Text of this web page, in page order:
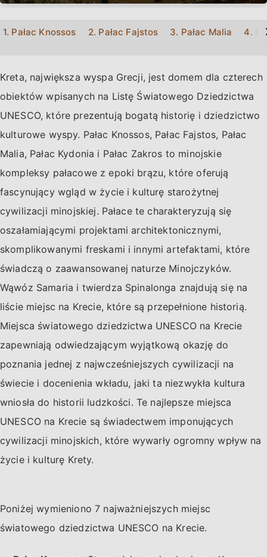
1. Pałac Knossos 2. Pałac Fajstos 3. Pałac Malia 4.
Kreta, największa wyspa Grecji, jest domem dla czterech
obiektów wpisanych na Listę Światowego Dziedzictwa
UNESCO, które prezentują bogatą historię i dziedzictwo
kulturowe wyspy. Pałac Knossos, Pałac Fajstos, Pałac
Malia, Pałac Kydonia i Pałac Zakros to minojskie
kompleksy pałacowe z epoki brązu, które oferują
fascynujący wgląd w życie i kulturę starożytnej
cywilizacji minojskiej. Pałace te charakteryzują się
oszałamiającymi projektami architektonicznymi,
skomplikowanymi freskami i innymi artefaktami, które
świadczą o zaawansowanej naturze Minojczyków.
Wąwóz Samaria i twierdza Spinalonga znajdują się na
liście miejsc na Krecie, które są przepełnione historią.
Miejsca światowego dziedzictwa UNESCO na Krecie
zapewniają odwiedzającym wyjątkową okazję do
poznania jednej z najwcześniejszych cywilizacji na
świecie i docenienia wkładu, jaki ta niezwykła kultura
wniosła do historii ludzkości. Te najlepsze miejsca
UNESCO na Krecie są świadectwem imponujących
cywilizacji minojskich, które wywarły ogromny wpływ na
życie i kulturę Krety.
Poniżej wymieniono 7 najważniejszych miejsc
światowego dziedzictwa UNESCO na Krecie.